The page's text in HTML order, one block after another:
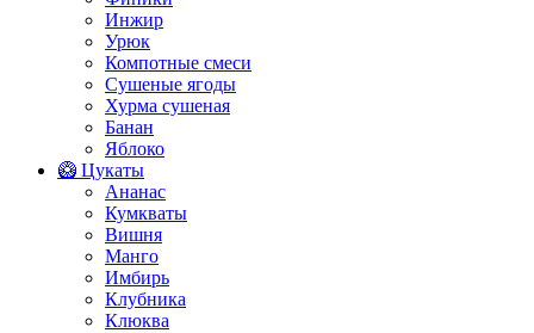
Инжир
Урюк
Компотные смеси
Сушеные ягоды
Хурма сушеная
Банан
Яблоко
🥝 Цукаты
Ананас
Кумкваты
Вишня
Манго
Имбирь
Клубника
Клюква